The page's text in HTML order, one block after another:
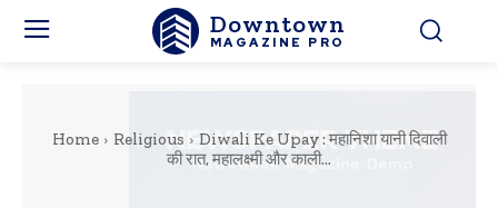
Downtown
MAGAZINE PRO
Home Religious
Diwali Ke Upay : महानिशा यानी दिवाली
की रात, महालक्ष्मी और काली...